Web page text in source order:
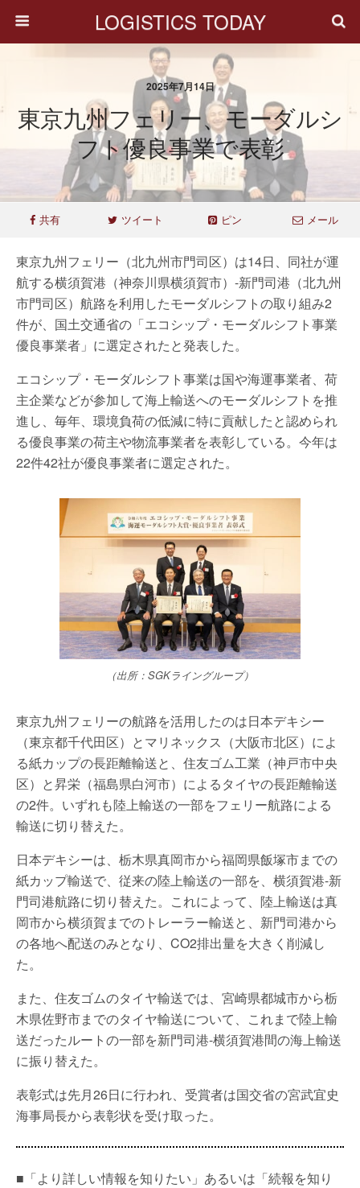
LOGISTICS TODAY
2025年7月14日
東京九州フェリー、モーダルシ
フト優良事業で表彰
共有 ツイート ピン メール
東京九州フェリー（北九州市門司区）は14日、同社が運
航する横須賀港（神奈川県横須賀市）-新門司港（北九州
市門司区）航路を利用したモーダルシフトの取り組み2
件が、国土交通省の「エコシップ・モーダルシフト事業
優良事業者」に選定されたと発表した。
エコシップ・モーダルシフト事業は国や海運事業者、荷
主企業などが参加して海上輸送へのモーダルシフトを推
進し、毎年、環境負荷の低減に特に貢献したと認められ
る優良事業の荷主や物流事業者を表彰している。今年は
22件42社が優良事業者に選定された。
（出所：SGKライングループ）
東京九州フェリーの航路を活用したのは日本デキシー
（東京都千代田区）とマリネックス（大阪市北区）によ
る紙カップの長距離輸送と、住友ゴム工業（神戸市中央
区）と昇栄（福島県白河市）によるタイヤの長距離輸送
の2件。いずれも陸上輸送の一部をフェリー航路による
輸送に切り替えた。
日本デキシーは、栃木県真岡市から福岡県飯塚市までの
紙カップ輸送で、従来の陸上輸送の一部を、横須賀港-新
門司港航路に切り替えた。これによって、陸上輸送は真
岡市から横須賀までのトレーラー輸送と、新門司港から
の各地へ配送のみとなり、CO2排出量を大きく削減し
た。
また、住友ゴムのタイヤ輸送では、宮崎県都城市から栃
木県佐野市までのタイヤ輸送について、これまで陸上輸
送だったルートの一部を新門司港-横須賀港間の海上輸送
に振り替えた。
表彰式は先月26日に行われ、受賞者は国交省の宮武宜史
海事局長から表彰状を受け取った。
■「より詳しい情報を知りたい」あるいは「続報を知り